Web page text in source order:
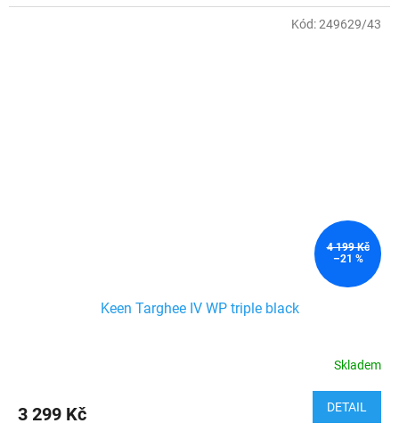
4 199 Kč
–21 %
Keen Targhee IV WP triple black
Skladem
3 299 Kč DETAIL
Kód:249629/43